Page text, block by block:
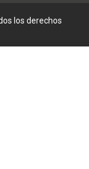
los derechos